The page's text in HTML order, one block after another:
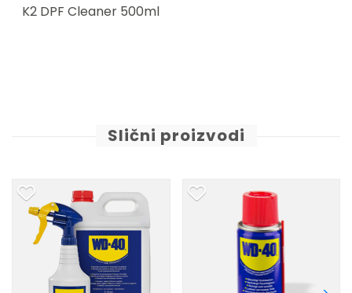
K2 DPF Cleaner 500ml
Slični proizvodi